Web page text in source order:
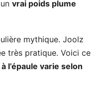
vrai poids plume
mythique. Joolz
très pratique. Voici ce
l’épaule varie selon